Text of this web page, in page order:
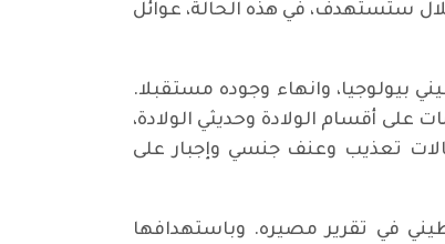
ستستهدف، في هذه الحالة، عوائل
بيولوجيا، وانهاء وجوده مستقبلا.
على أقسام الولادة وحديثي الولادة،
تعذيب وعنف جنسي وإجبار على
في تقرير مصيره. وباستهدافها